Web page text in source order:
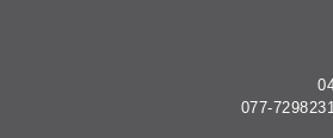
077-7298231